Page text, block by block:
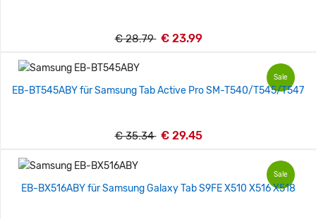
€ 28.79 € 23.99
Sale
EB-BT545ABY für Samsung Tab Active Pro SM-T540/T545/T547
€ 35.34 € 29.45
Sale
EB-BX516ABY für Samsung Galaxy Tab S9FE X510 X516 X518